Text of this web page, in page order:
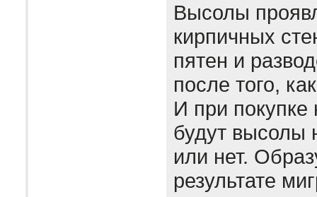
Высолы
кирпичных
пятен и
после того,
И при покупке
будут высолы
или нет.
результате